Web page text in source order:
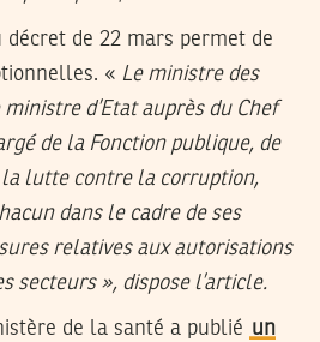
décret de 22 mars permet de
« Le ministre des
d’Etat auprès du Chef
de la Fonction publique, de
la lutte contre la corruption,
dans le cadre de ses
relatives aux autorisations
secteurs », dispose l’article.
de la santé a publié un